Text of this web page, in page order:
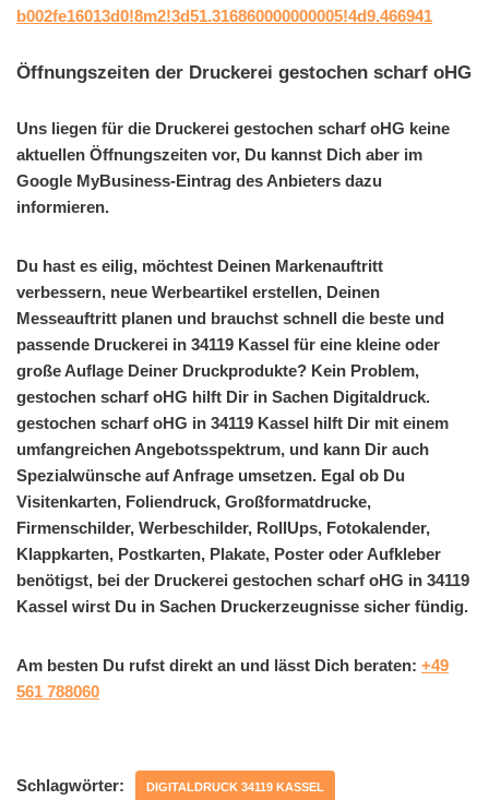
b002fe16013d0!8m2!3d51.316860000000005!4d9.466941
Öffnungszeiten der Druckerei gestochen scharf oHG
Uns liegen für die Druckerei gestochen scharf oHG keine
aktuellen Öffnungszeiten vor, Du kannst Dich aber im
Google MyBusiness-Eintrag des Anbieters dazu
informieren.
Du hast es eilig, möchtest Deinen Markenauftritt
verbessern, neue Werbeartikel erstellen, Deinen
Messeauftritt planen und brauchst schnell die beste und
passende Druckerei in 34119 Kassel für eine kleine oder
große Auflage Deiner Druckprodukte? Kein Problem,
gestochen scharf oHG hilft Dir in Sachen Digitaldruck.
gestochen scharf oHG in 34119 Kassel hilft Dir mit einem
umfangreichen Angebotsspektrum, und kann Dir auch
Spezialwünsche auf Anfrage umsetzen. Egal ob Du
Visitenkarten, Foliendruck, Großformatdrucke,
Firmenschilder, Werbeschilder, RollUps, Fotokalender,
Klappkarten, Postkarten, Plakate, Poster oder Aufkleber
benötigst, bei der Druckerei gestochen scharf oHG in 34119
Kassel wirst Du in Sachen Druckerzeugnisse sicher fündig.
Am besten Du rufst direkt an und lässt Dich beraten: +49
561 788060
Schlagwörter: DIGITALDRUCK 34119 KASSEL